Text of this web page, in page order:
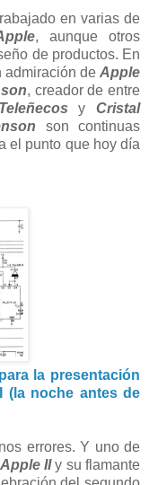
en varias de
, aunque otros
de productos. En
admiración de Apple
, creador de entre
Teleñecos yCristal
son continuas
el punto que hoy día
la presentación
(la noche antes de
errores. Y uno de
Apple IIy su flamante